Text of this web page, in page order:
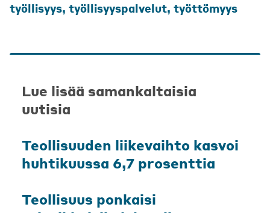
työllisyys, työllisyyspalvelut, työttömyys
Lue lisää samankaltaisia
uutisia
Teollisuuden liikevaihto kasvoi
huhtikuussa 6,7 prosenttia
Teollisuus ponkaisi